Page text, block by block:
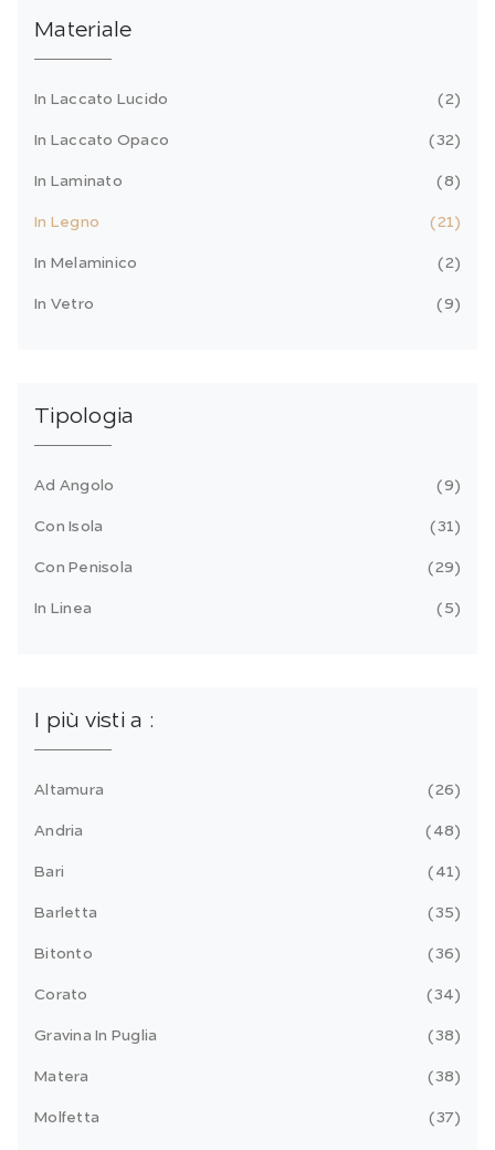
Materiale
In Laccato Lucido 2
In Laccato Opaco 32
In Laminato 8
In Legno 21
In Melaminico 2
In Vetro 9
Tipologia
Ad Angolo 9
Con Isola 31
Con Penisola 29
In Linea 5
I più visti a :
Altamura 26
Andria 48
Bari 41
Barletta 35
Bitonto 36
Corato 34
Gravina In Puglia 38
Matera 38
Molfetta 37